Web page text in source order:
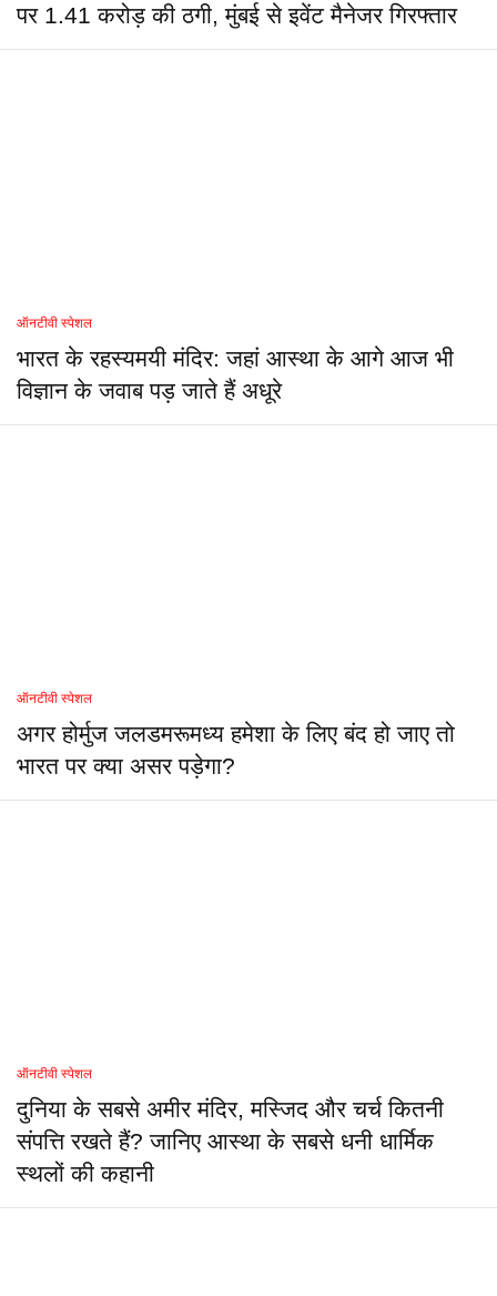
पर 1.41 करोड़ की ठगी, मुंबई से इवेंट मैनेजर गिरफ्तार
ऑनटीवी स्पेशल
भारत के रहस्यमयी मंदिर: जहां आस्था के आगे आज भी
विज्ञान के जवाब पड़ जाते हैं अधूरे
ऑनटीवी स्पेशल
अगर होर्मुज जलडमरूमध्य हमेशा के लिए बंद हो जाए तो
भारत पर क्या असर पड़ेगा?
ऑनटीवी स्पेशल
दुनिया के सबसे अमीर मंदिर, मस्जिद और चर्च कितनी
संपत्ति रखते हैं? जानिए आस्था के सबसे धनी धार्मिक
स्थलों की कहानी